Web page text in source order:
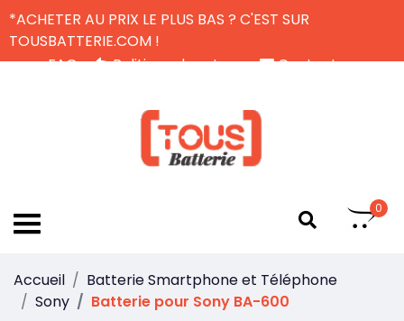
*ACHETER AU PRIX LE PLUS BAS ? C'EST SUR
TOUSBATTERIE.COM !
FAQ
Politique de retour
Contactez-nous
0
Accueil
Batterie Smartphone et Téléphone
Sony
Batterie pour Sony BA-600